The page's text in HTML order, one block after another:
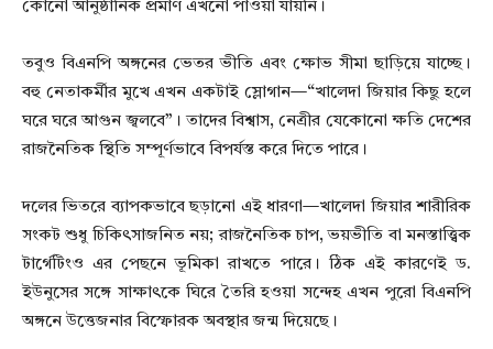
কোনো আনুষ্ঠানিক প্রমাণ এখনো পাওয়া যায়নি।
তবুও বিএনপি অঙ্গনের ভেতর ভীতি এবং ক্ষোভ সীমা ছাড়িয়ে যাচ্ছে।
বহু নেতাকর্মীর মুখে এখন একটাই স্লোগান—“খালেদা জিয়ার কিছু হলে
ঘরে ঘরে আগুন জ্বলবে”। তাদের বিশ্বাস, নেত্রীর যেকোনো ক্ষতি দেশের
রাজনৈতিক স্থিতি সম্পূর্ণভাবে বিপর্যস্ত করে দিতে পারে।
দলের ভিতরে ব্যাপকভাবে ছড়ানো এই ধারণা—খালেদা জিয়ার শারীরিক
সংকট শুধু চিকিৎসাজনিত নয়; রাজনৈতিক চাপ, ভয়ভীতি বা মনস্তাত্ত্বিক
টার্গেটিংও এর পেছনে ভূমিকা রাখতে পারে। ঠিক এই কারণেই ড.
ইউনুসের সঙ্গে সাক্ষাৎকে ঘিরে তৈরি হওয়া সন্দেহ এখন পুরো বিএনপি
অঙ্গনে উত্তেজনার বিস্ফোরক অবস্থার জন্ম দিয়েছে।